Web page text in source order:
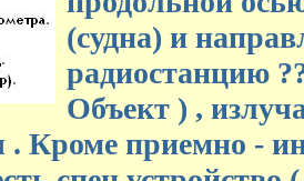
(судна) и
радиостанцию
Объект ) ,
. Кроме приемно -